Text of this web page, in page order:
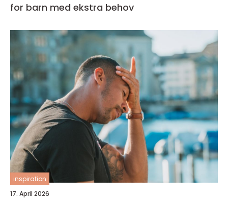
for barn med ekstra behov
inspiration
17. April 2026